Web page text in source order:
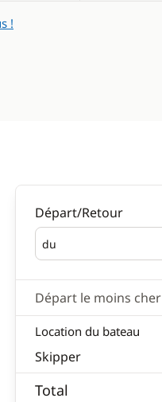
!
Départ/Retour
du
Départ
Départ le moins cher
Location du bateau
Skipper
Total